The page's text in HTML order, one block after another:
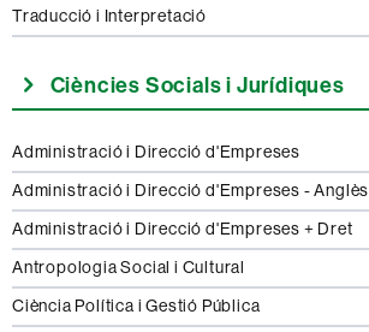
Traducció i Interpretació
Ciències Socials i Jurídiques
Administració i Direcció d'Empreses
Administració i Direcció d'Empreses - Anglès
Administració i Direcció d'Empreses + Dret
Antropologia Social i Cultural
Ciència Política i Gestió Pública